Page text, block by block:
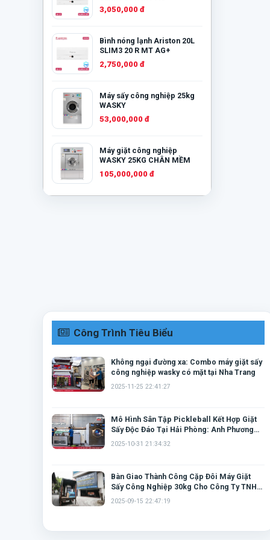
3,050,000 đ
Bình nóng lạnh Ariston 20L
SLIM3 20 R MT AG+
2,750,000 đ
Máy sấy công nghiệp 25kg
WASKY
53,000,000 đ
Máy giặt công nghiệp
WASKY 25KG CHÂN MỀM
105,000,000 đ
Công Trình Tiêu Biểu
Không ngại đường xa: Combo máy giặt sấy
công nghiệp wasky có mặt tại Nha Trang
2025-11-25 22:41:27
Mô Hình Sân Tập Pickleball Kết Hợp Giặt
Sấy Độc Đáo Tại Hải Phòng: Anh Phương
Tin Chọn Cặp Đôi Máy Giặt Wasky
2025-10-31 21:34:32
Bàn Giao Thành Công Cặp Đôi Máy Giặt
Sấy Công Nghiệp 30kg Cho Công Ty TNHH
SIENA Tại Thái Nguyên
2025-09-15 22:47:19